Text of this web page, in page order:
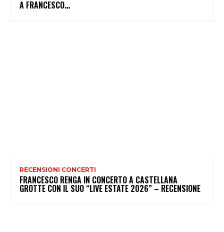
A FRANCESCO…
RECENSIONI CONCERTI
FRANCESCO RENGA IN CONCERTO A CASTELLANA
GROTTE CON IL SUO “LIVE ESTATE 2026” – RECENSIONE